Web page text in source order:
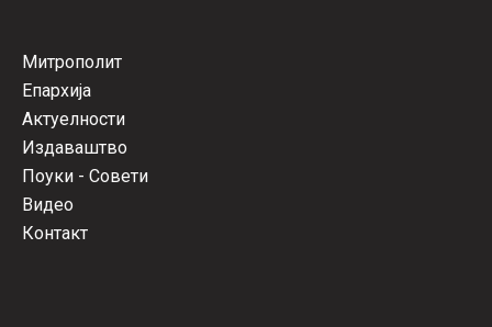
Митрополит
Епархија
Актуелности
Издаваштво
Поуки - Совети
Видео
Контакт